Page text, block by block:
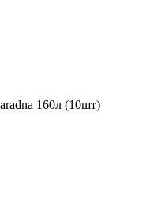
160л (10шт)